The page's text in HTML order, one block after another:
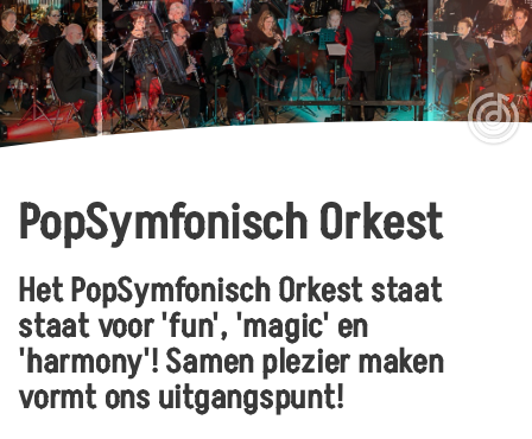
PopSymfonisch Orkest
Het PopSymfonisch Orkest staat
staat voor 'fun', 'magic' en
'harmony'! Samen plezier maken
vormt ons uitgangspunt!